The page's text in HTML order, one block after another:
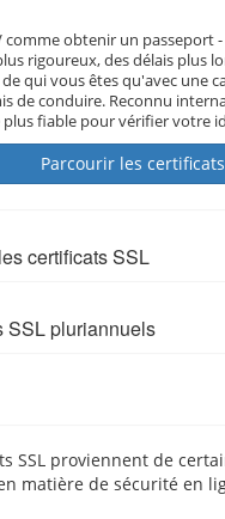
comme obtenir un passeport
rigoureux, des délais plus
qui vous êtes qu'avec une
de conduire. Reconnu
plus fiable pour vérifier votre
Parcourir les certificats
certificats SSL
SSL pluriannuels
SSL proviennent de
matière de sécurité en